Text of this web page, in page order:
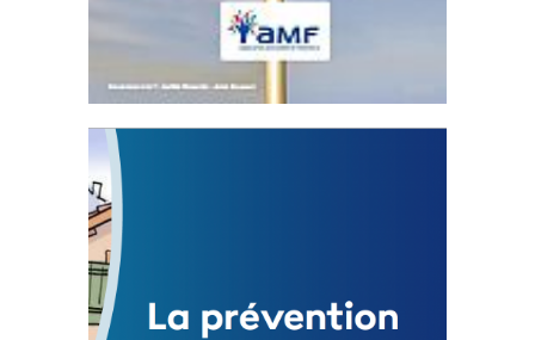
Statut de l’élu local
3 avril 2024
Mise à jour avril 2024
FEUILLETER